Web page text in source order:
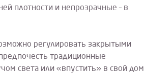
плотности и непрозрачные – в
регулировать закрытыми
традиционные
света или «впустить» в свой дом